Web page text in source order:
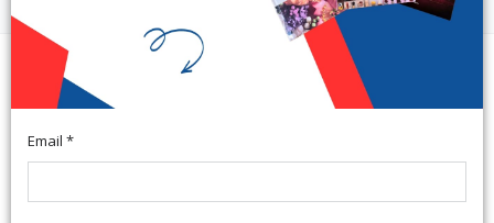
Tua madre non deve lucidarti le
scarpe
Email *